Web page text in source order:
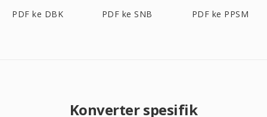
PDF ke DBK PDF ke SNB PDF ke PPSM
Konverter spesifik